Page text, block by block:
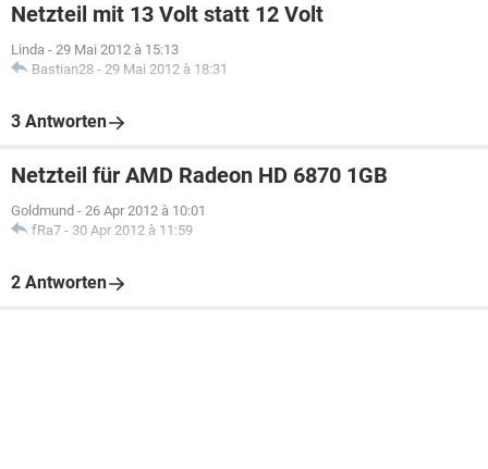
Netzteil mit 13 Volt statt 12 Volt
Linda - 29 Mai 2012 à 15:13
Bastian28 - 29 Mai 2012 à 18:31
3 Antworten
Netzteil für AMD Radeon HD 6870 1GB
Goldmund - 26 Apr 2012 à 10:01
fRa7 - 30 Apr 2012 à 11:59
2 Antworten